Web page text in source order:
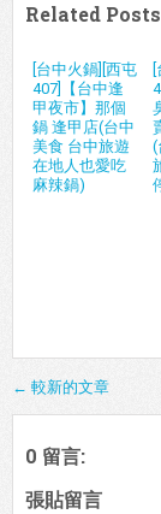
Related
[台中火鍋][西屯
407]【台中逢
甲夜市】那個
鍋 逢甲店(台中
美食 台中旅遊
在地人也愛吃
麻辣鍋)
(
← 較新的文章
0 留言:
張貼留言